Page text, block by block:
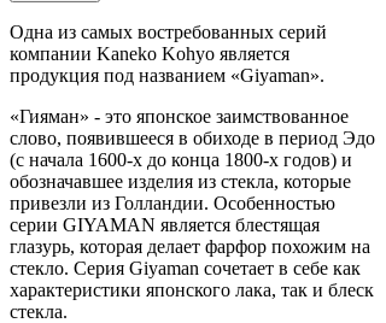
Одна из самых востребованных серий
компании Kaneko Kohyo является
продукция под названием «Giyaman».
«Гияман» - это японское заимствованное
слово, появившееся в обиходе в период Эдо
(с начала 1600-х до конца 1800-х годов) и
обозначавшее изделия из стекла, которые
привезли из Голландии. Особенностью
серии GIYAMAN является блестящая
глазурь, которая делает фарфор похожим на
стекло. Серия Giyaman сочетает в себе как
характеристики японского лака, так и блеск
стекла.